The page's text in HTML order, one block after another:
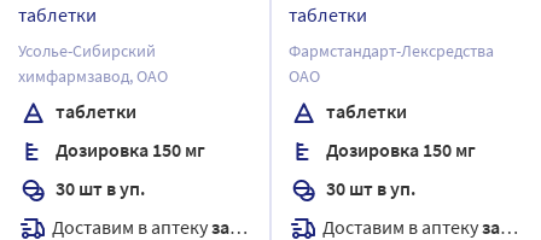
таблетки
Усолье-Сибирский
химфармзавод, ОАО
таблетки
Дозировка 150 мг
30 шт в уп.
Доставим в аптекузавтра
таблетки
Фармстандарт-Лексредства
ОАО
таблетки
Дозировка 150 мг
30 шт в уп.
Доставим в аптекузавтра